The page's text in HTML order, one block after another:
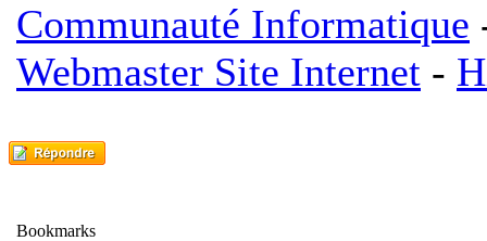
Communauté Informatique
Webmaster Site Internet -
Bookmarks